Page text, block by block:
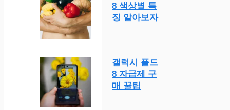
8 색상별 특
징 알아보자
갤럭시 폴드
8 자급제 구
매 꿀팁